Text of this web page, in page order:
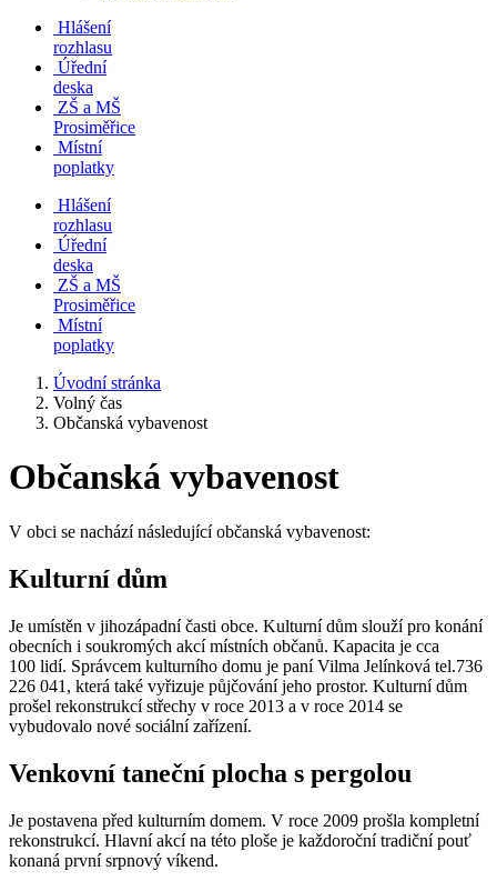
Hlášení
rozhlasu
Úřední
deska
ZŠ a MŠ
Prosiměřice
Místní
poplatky
Hlášení
rozhlasu
Úřední
deska
ZŠ a MŠ
Prosiměřice
Místní
poplatky
Úvodní stránka
Volný čas
Občanská vybavenost
Občanská vybavenost
V obci se nachází následující občanská vybavenost:
Kulturní dům
Je umístěn v jihozápadní časti obce. Kulturní dům slouží pro konání
obecních i soukromých akcí místních občanů. Kapacita je cca
100 lidí. Správcem kulturního domu je paní Vilma Jelínková tel.736
226 041, která také vyřizuje půjčování jeho prostor. Kulturní dům
prošel rekonstrukcí střechy v roce 2013 a v roce 2014 se
vybudovalo nové sociální zařízení.
Venkovní taneční plocha s pergolou
Je postavena před kulturním domem. V roce 2009 prošla kompletní
rekonstrukcí. Hlavní akcí na této ploše je každoroční tradiční pouť
konaná první srpnový víkend.